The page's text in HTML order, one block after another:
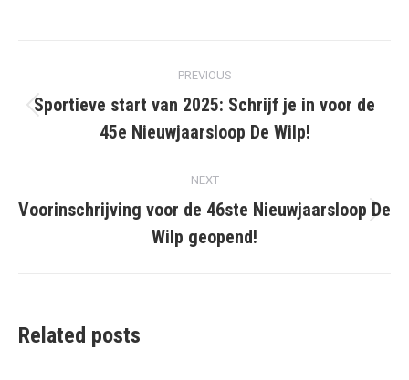
navigation
PREVIOUS
Previous
post:
Sportieve start van 2025: Schrijf je in voor de
45e Nieuwjaarsloop De Wilp!
NEXT
Next
post:
Voorinschrijving voor de 46ste Nieuwjaarsloop De
Wilp geopend!
Related posts